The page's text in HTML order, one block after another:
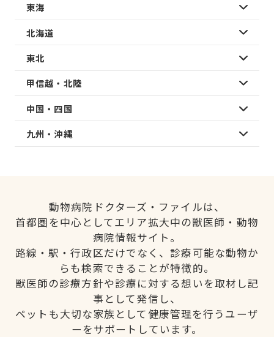
東海
北海道
東北
甲信越・北陸
中国・四国
九州・沖縄
動物病院ドクターズ・ファイルは、
首都圏を中心としてエリア拡大中の獣医師・動物
病院情報サイト。
路線・駅・行政区だけでなく、診療可能な動物か
らも検索できることが特徴的。
獣医師の診療方針や診療に対する想いを取材し記
事として発信し、
ペットも大切な家族として健康管理を行うユーザ
ーをサポートしています。